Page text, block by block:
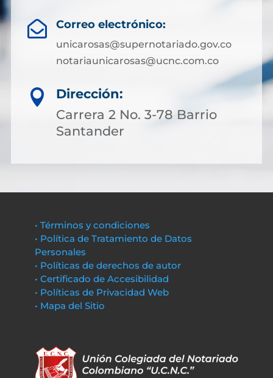
 Correo electrónico:
unicarosas@supernotariado.gov.co
notariaunicarosas@ucnc.com.co

Dirección:
Carrera 2 No. 3-78 Barrio
Santander
• Términos y condiciones
• Política de Tratamiento de Datos
Personales
• Políticas de derechos de autor
• Certificado de Accesibilidad
• Políticas de Privacidad Web
• Mapa del Sitio